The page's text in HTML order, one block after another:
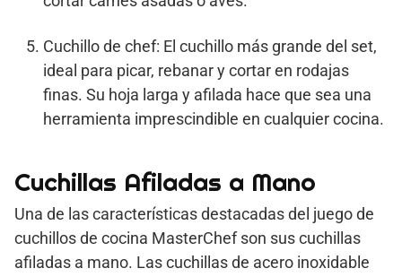
Cuchillo de chef: El cuchillo más grande del set,
ideal para picar, rebanar y cortar en rodajas
finas. Su hoja larga y afilada hace que sea una
herramienta imprescindible en cualquier cocina.
Cuchillas Afiladas a Mano
Una de las características destacadas del juego de
cuchillos de cocina MasterChef son sus cuchillas
afiladas a mano. Las cuchillas de acero inoxidable